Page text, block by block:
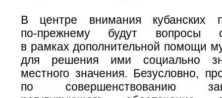
В центре внимания кубанских
по-прежнему будут вопросы
в рамках дополнительной помощи
для решения ими социально
местного значения. Безусловно,
по совершенствованию